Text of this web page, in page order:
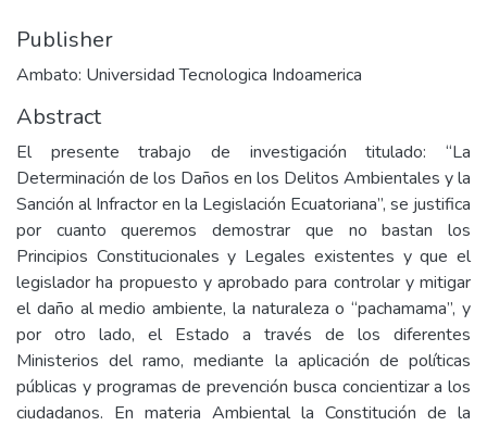
Publisher
Ambato: Universidad Tecnologica Indoamerica
Abstract
El presente trabajo de investigación titulado: “La
Determinación de los Daños en los Delitos Ambientales y la
Sanción al Infractor en la Legislación Ecuatoriana”, se justifica
por cuanto queremos demostrar que no bastan los
Principios Constitucionales y Legales existentes y que el
legislador ha propuesto y aprobado para controlar y mitigar
el daño al medio ambiente, la naturaleza o “pachamama”, y
por otro lado, el Estado a través de los diferentes
Ministerios del ramo, mediante la aplicación de políticas
públicas y programas de prevención busca concientizar a los
ciudadanos. En materia Ambiental la Constitución de la